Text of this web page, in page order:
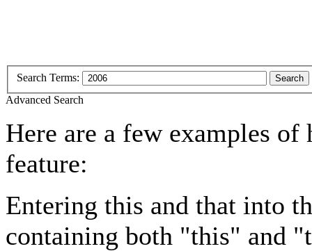
Search Terms: Search
Advanced Search
Here are a few examples of
feature:
Entering this and that into
containing both "this" and